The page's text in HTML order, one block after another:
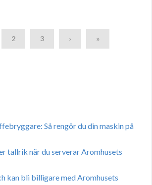
2 3 › »
Så rengör du din maskin på
tallrik när du serverar Aromhusets
kan bli billigare med Aromhusets